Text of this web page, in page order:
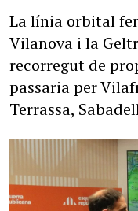
La línia orbital
Vilanova i la
recorregut de
passaria per
Terrassa,